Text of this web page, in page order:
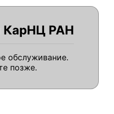
КарНЦ РАН
обслуживание.
позже.